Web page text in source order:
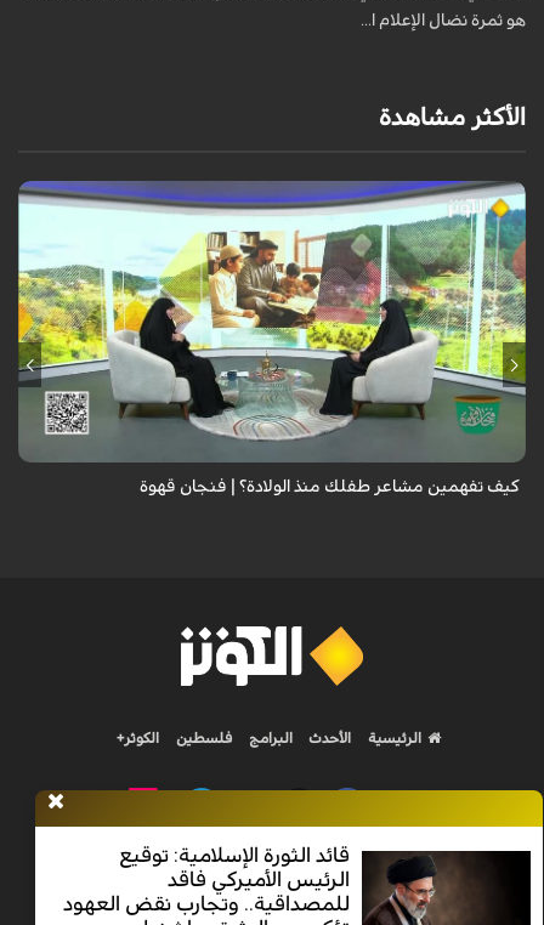
هو ثمرة نضال الإعلام ا...
الأكثر مشاهدة
لطفل لا يعرف كيف يعبر عن مشاعره، فتعلمي الفرق بين خوفه وقلقه وتوتره
وحاجته إليك، لتبني شخصية سوية..
كيف تفهمين مشاعر طفلك منذ الولادة؟ | فنجان قهوة
قائد الثورة الإسلامية: توقيع
الرئيس الأميركي فاقد
للمصداقية.. وتجارب نقض العهود
الرئيسية الأحدث البرامج فلسطين الكوثر+
Nilesat 11900 V | Badr 8 11747 V | Badr5 12284 V